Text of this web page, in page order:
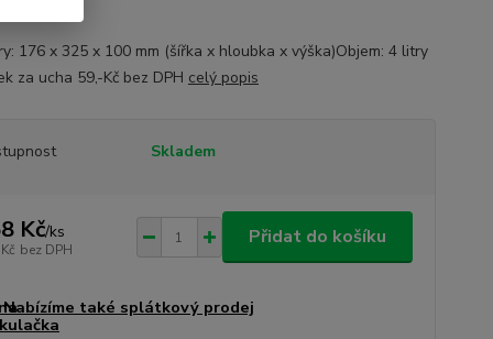
176 x 325 x 100 mm (šířka x hloubka x výška)Objem: 4 litry
za ucha 59,-Kč bez DPH celý popis
Skladem
Kč/ks
bez DPH
Přidat do košíku
Nabízíme také splátkový prodej